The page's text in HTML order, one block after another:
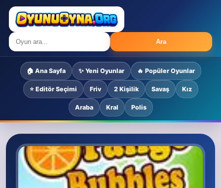
Ara
🏠 Ana Sayfa ✨ Yeni Oyunlar 🔥 Popüler Oyunlar
⭐ Editör Seçimi Friv 2 Kişilik Savaş Kız
Araba Kral Polis